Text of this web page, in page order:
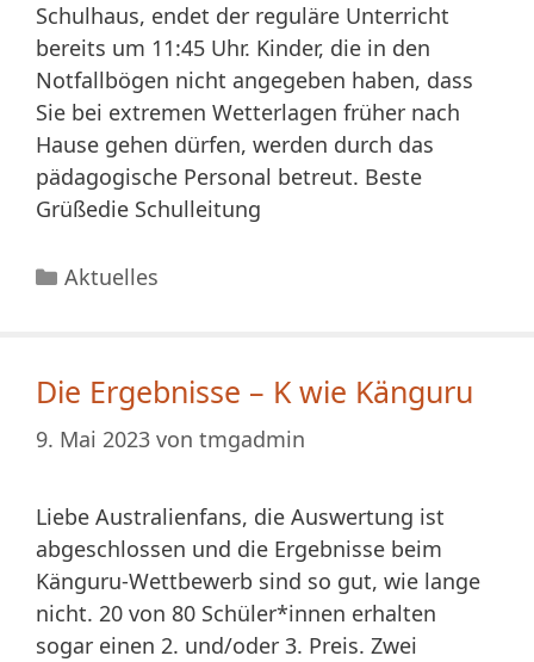
Schulhaus, endet der reguläre Unterricht
bereits um 11:45 Uhr. Kinder, die in den
Notfallbögen nicht angegeben haben, dass
Sie bei extremen Wetterlagen früher nach
Hause gehen dürfen, werden durch das
pädagogische Personal betreut. Beste
Grüßedie Schulleitung
Kategorien
Aktuelles
Die Ergebnisse – K wie Känguru
9. Mai 2023 von tmgadmin
Liebe Australienfans, die Auswertung ist
abgeschlossen und die Ergebnisse beim
Känguru-Wettbewerb sind so gut, wie lange
nicht. 20 von 80 Schüler*innen erhalten
sogar einen 2. und/oder 3. Preis. Zwei